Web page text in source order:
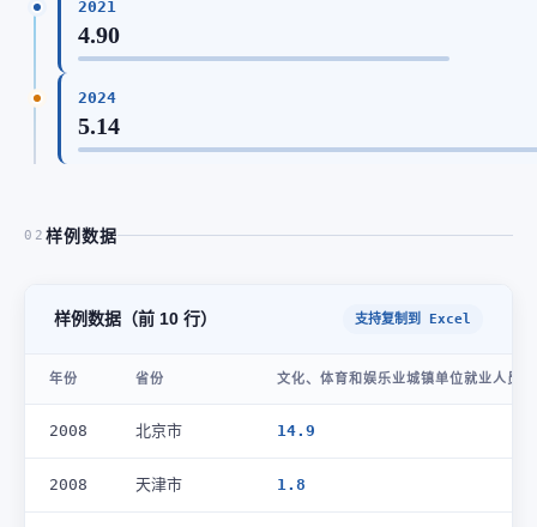
2021
4.90
2024
5.14
02 样例数据
样例数据（前 10 行） 支持复制到 Excel
年份 省份 文化、体育和娱乐业城镇单位就业人员(
2008 北京市 14.9
2008 天津市 1.8